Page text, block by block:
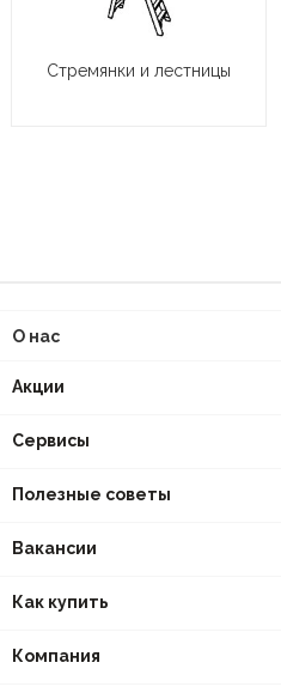
Стремянки и лестницы
О нас
Акции
Сервисы
Полезные советы
Вакансии
Как купить
Компания